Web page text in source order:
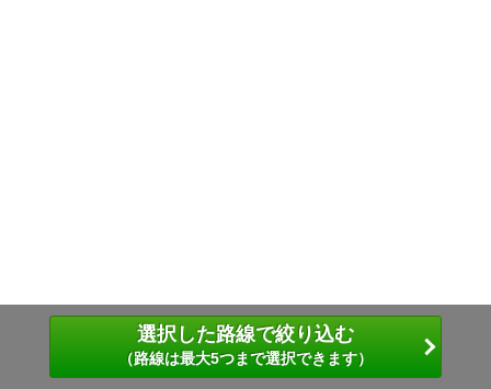
選択した路線で絞り込む
（路線は最大5つまで選択できます）